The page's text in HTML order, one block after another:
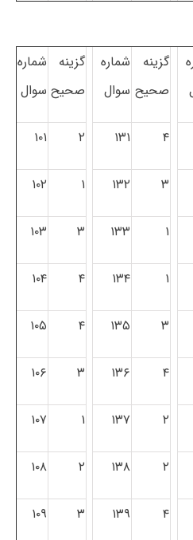
گزینه
صحیح
شماره
سوال
گزینه
صحیح
شماره
سوال
۴ ۱۳۱ ۲ ۱۰۱
۳ ۱۳۲ ۱ ۱۰۲
۱ ۱۳۳ ۳ ۱۰۳
۱ ۱۳۴ ۴ ۱۰۴
۳ ۱۳۵ ۴ ۱۰۵
۴ ۱۳۶ ۳ ۱۰۶
۲ ۱۳۷ ۱ ۱۰۷
۲ ۱۳۸ ۲ ۱۰۸
۴ ۱۳۹ ۳ ۱۰۹